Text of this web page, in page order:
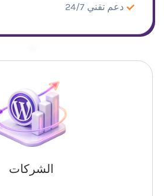
دعم تقني 24/7
الشركات